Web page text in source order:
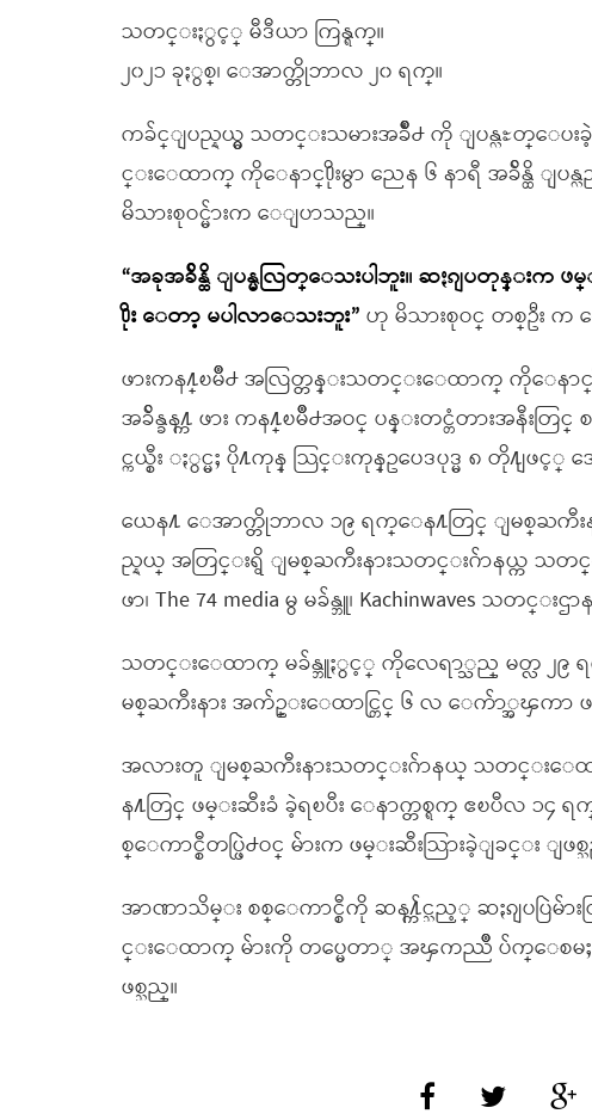
သတင္းႏွင့္ မီဒီယာ ကြန္ရက္။
၂၀၂၁ ခုႏွစ္၊ ေအာက္တိုဘာလ ၂၀ ရက္။
ကခ်င္ျပည္နယ္မွ သတင္းသမားအခ်ိဳ႕ ကို ျပန္လႊတ္ေ
င္းေထာက္ ကိုေနာင္႐ိုးမွာ ညေန ၆ နာရီ အခ်ိန္ထိ ျ
မိသားစုဝင္မ်ားက ေျပာသည္။
“အခုအခ်ိန္ထိ ျပန္မလြတ္ေသးပါဘူး။ ဆႏၵျပတုန္းက
႐ိုး ေတာ့ မပါလာေသးဘူး” ဟု မိသားစုဝင္ တစ္ဦး
ဖားကန႔္ၿမိဳ႕ အလြတ္တန္းသတင္းေထာက္ ကိုေနာ
အခ်ိန္ခန႔္က ဖား ကန႔္ၿမိဳ႕အဝင္ ပန္းတင္တံတားအနီးတြင္ စ
င္ကယ္စီး ႏွင္မႈ ပို႔ကုန္ သြင္းကုန္ဥပေဒပုဒ္မ ၈ တို႔ျဖင့္
ယေန႔ ေအာက္တိုဘာလ ၁၉ ရက္ေန႔တြင္ ျမစ္ႀကီးန
ည္နယ္ အတြင္းရွိ ျမစ္ႀကီးနားသတင္းဂ်ာနယ္က သတ
ဖာ၊ The 74 media မွ မခ်န္ဘူ၊ Kachinwaves သတင္
သတင္းေထာက္ မခ်န္ဘူႏွင့္ ကိုလေရာ္သည္ မတ္လ ၂၉
မစ္ႀကီးနား အက်ဥ္းေထာင္တြင္ ၆ လ ေက်ာ္အၾက
အလားတူ ျမစ္ႀကီးနားသတင္းဂ်ာနယ္ သတင္းေ
န႔တြင္ ဖမ္းဆီးခံ ခဲ့ရၿပီး ေနာက္တစ္ရက္ ဧၿပီလ ၁၄
စ္ေကာင္စီတပ္ဖြဲ႕ဝင္ မ်ားက ဖမ္းဆီးသြားခဲ့ျခင္း ျဖစ္
အာဏာသိမ္း စစ္ေကာင္စီကို ဆန႔္က်င္သည့္ ဆႏၵျပပ
င္းေထာက္ မ်ားကို တပ္မေတာ္ အၾကည္ညိဳ ပ်က္ေစမႈ
ဖစ္သည္။